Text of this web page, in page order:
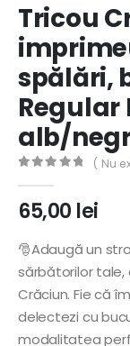
Tricou
spălări,
Regular
alb/
( Nu
65,00 lei
🎅Adaugă un
sărbătorilor
Crăciun. Fie că
delectezi cu
modalitatea